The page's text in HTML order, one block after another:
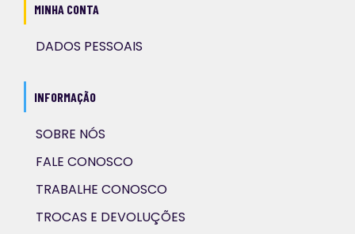
MINHA CONTA
DADOS PESSOAIS
INFORMAÇÃO
SOBRE NÓS
FALE CONOSCO
TRABALHE CONOSCO
TROCAS E DEVOLUÇÕES